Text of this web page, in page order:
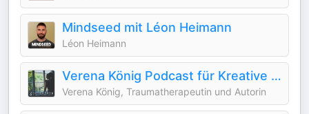
Mindseed mit Léon Heimann
Léon Heimann
Verena König Podcast für Kreative Transformation
Verena König, Traumatherapeutin und Autorin